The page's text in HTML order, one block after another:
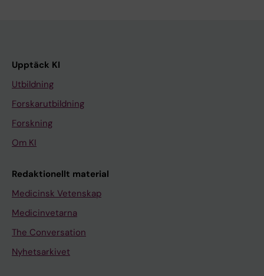
Upptäck KI
Utbildning
Forskarutbildning
Forskning
Om KI
Redaktionellt material
Medicinsk Vetenskap
Medicinvetarna
The Conversation
Nyhetsarkivet